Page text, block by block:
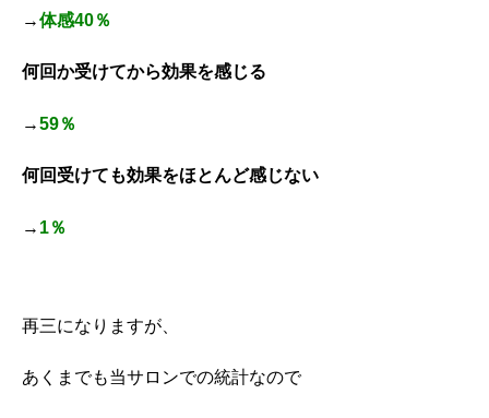
→体感40％
何回か受けてから効果を感じる
→59％
何回受けても効果をほとんど感じない
→ 1％
再三になりますが、
あくまでも当サロンでの統計なので